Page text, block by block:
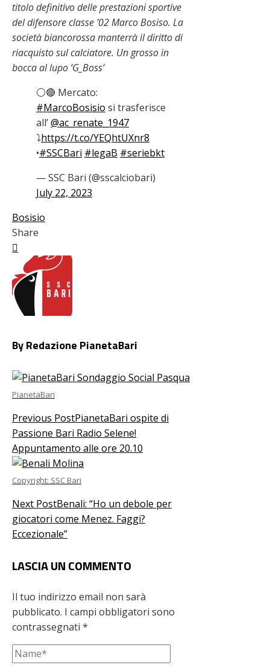
titolo definitivo delle prestazioni sportive
del difensore classe ’02 Marco Bosiso. La
società biancorossa manterrà il diritto di
riacquisto sul calciatore. Un grosso in
bocca al lupo ‘G_Boss’
⚪️🔴 Mercato:
#MarcoBosisio si trasferisce
all’@ac_renate_1947
⤵️https://t.co/YEQhtUXnr8
•#SSCBari #legaB #seriebkt
— SSC Bari (@sscalciobari)
July 22, 2023
Bosisio
Share
Facebook
Twitter
LinkedIn
Pinterest
By Redazione PianetaBari
PianetaBari
Previous PostPianetaBari ospite di
Passione Bari Radio Selene!
Appuntamento alle ore 20.10
Copyright: SSC Bari
Next PostBenali: “Ho un debole per
giocatori come Menez. Faggi?
Eccezionale”
LASCIA UN COMMENTO
Il tuo indirizzo email non sarà
pubblicato. I campi obbligatori sono
contrassegnati *